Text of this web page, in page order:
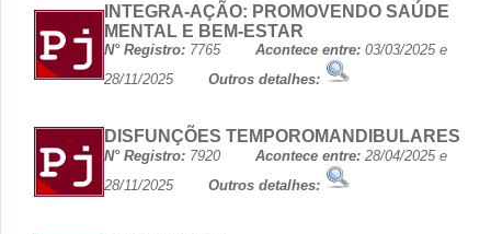
INTEGRA-AÇÃO: PROMOVENDO SAÚDE
MENTAL E BEM-ESTAR
N° Registro: 7765 Acontece entre: 03/03/2025 e
28/11/2025 Outros detalhes:
DISFUNÇÕES TEMPOROMANDIBULARES
N° Registro: 7920 Acontece entre: 28/04/2025 e
28/11/2025 Outros detalhes: